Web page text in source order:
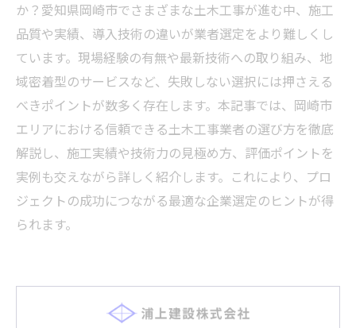
か？愛知県岡崎市でさまざまな土木工事が進む中、施工
品質や実績、導入技術の違いが業者選定をより難しくし
ています。現場経験の有無や最新技術への取り組み、地
域密着型のサービスなど、失敗しない選択には押さえる
べきポイントが数多く存在します。本記事では、岡崎市
エリアにおける信頼できる土木工事業者の選び方を徹底
解説し、施工実績や技術力の見極め方、評価ポイントを
実例も交えながら詳しく紹介します。これにより、プロ
ジェクトの成功につながる最適な企業選定のヒントが得
られます。